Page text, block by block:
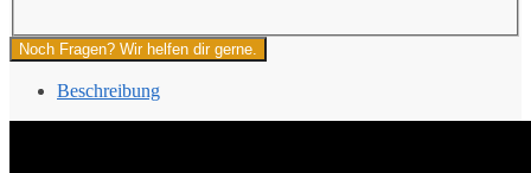
Noch Fragen? Wir helfen dir gerne.
Beschreibung